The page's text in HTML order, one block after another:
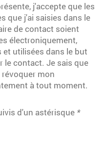
j'accepte que les
que j'ai saisies dans le
de contact soient
électroniquement,
et utilisées dans le but
le contact. Je sais que
révoquer mon
à tout moment.
d'un astérisque *